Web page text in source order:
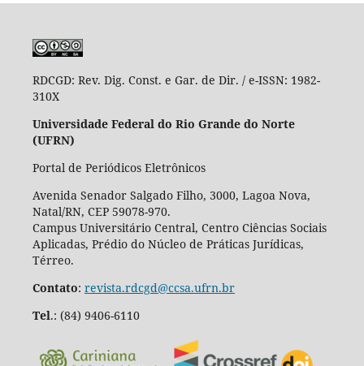
RDCGD: Rev. Dig. Const. e Gar. de Dir. / e-ISSN: 1982-
310X
Universidade Federal do Rio Grande do Norte
(UFRN)
Portal de Periódicos Eletrônicos
Avenida Senador Salgado Filho, 3000, Lagoa Nova,
Natal/RN, CEP 59078-970.
Campus Universitário Central, Centro Ciências Sociais
Aplicadas, Prédio do Núcleo de Práticas Jurídicas,
Térreo.
Contato: revista.rdcgd@ccsa.ufrn.br
Tel.: (84) 9406-6110